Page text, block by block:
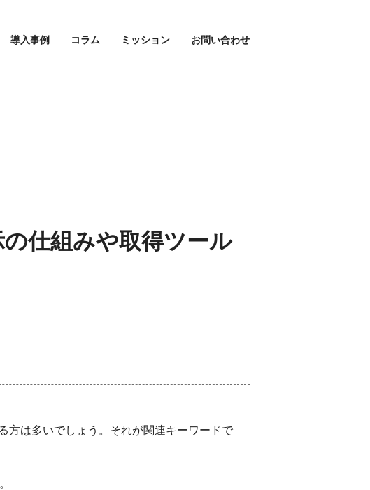
導入事例 コラム ミッション お問い合わせ
仕組みや取得ツール
方は多いでしょう。それが関連キーワードで